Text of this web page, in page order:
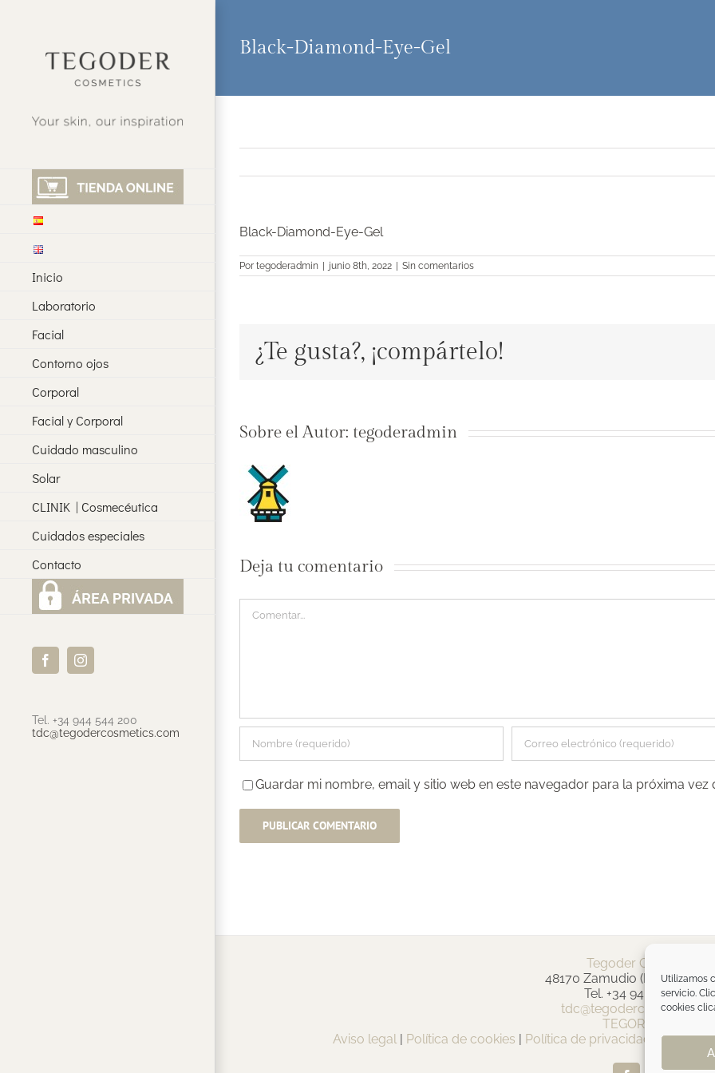
Utilizamos
servicio.
cookies
Inicio
Laboratorio
Facial
Contorno ojos
Corporal
Facial y Corporal
Cuidado masculino
Solar
CLINIK | Cosmecéutica
Cuidados especiales
Contacto
FacebookInstagram
Tel. +34 944 544 200
tdc@tegodercosmetics.com
Black-Diamond-Eye-Gel
Black-Diamond-Eye-Gel
Por tegoderadmin junio 8th, 2022 Sin comentarios
¿Te gusta?, ¡compártelo!
Sobre el Autor: tegoderadmin
Deja tu comentario
Guardar mi nombre, email y sitio web en este navegador para la próxima vez
Tegoder Cosmetics
48170 Zamudio (Bizkaia) -
Tel. +34 94 454 42 00
TEGOR Group
Aviso legal
Política de cookies Política de privacidad Política